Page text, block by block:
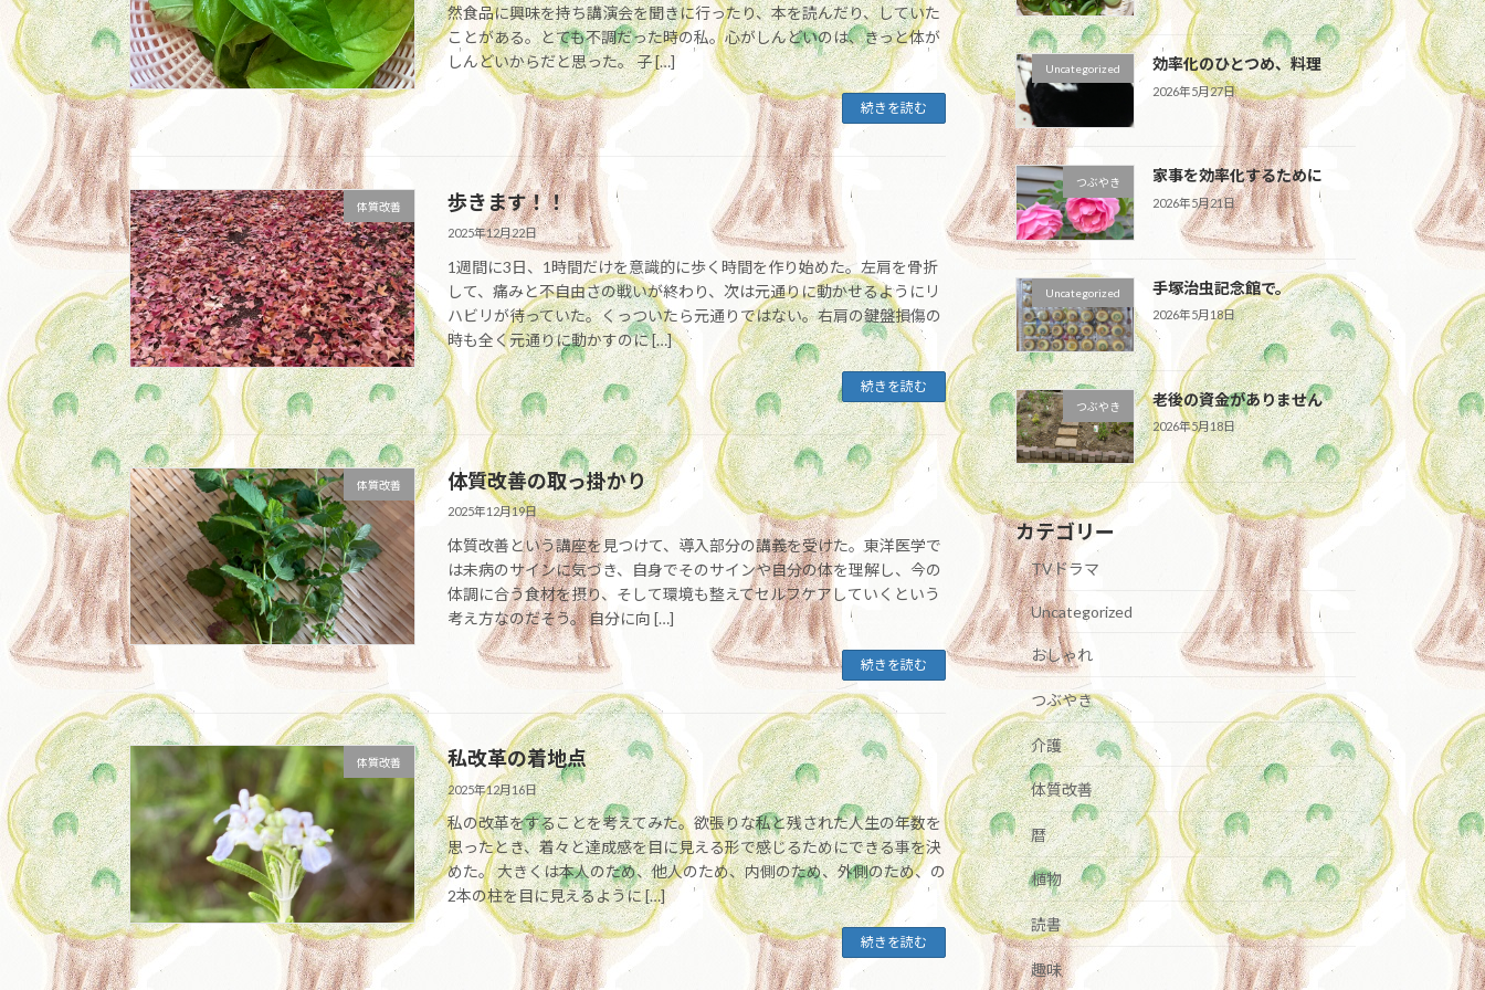
然食品に興味を持ち講演会を聞きに行ったり、本を読んだり、していた
ことがある。とても不調だった時の私。心がしんどいのは、きっと体が
しんどいからだと思った。 子 […]
続きを読む
体質改善 歩きます！！
2025年12月22日
1週間に3日、1時間だけを意識的に歩く時間を作り始めた。左肩を骨折
して、痛みと不自由さの戦いが終わり、次は元通りに動かせるようにリ
ハビリが待っていた。くっついたら元通りではない。右肩の鍵盤損傷の
時も全く元通りに動かすのに […]
続きを読む
体質改善 体質改善の取っ掛かり
2025年12月19日
体質改善という講座を見つけて、導入部分の講義を受けた。東洋医学で
は未病のサインに気づき、自身でそのサインや自分の体を理解し、今の
体調に合う食材を摂り、そして環境も整えてセルフケアしていくという
考え方なのだそう。 自分に向 […]
続きを読む
体質改善 私改革の着地点
2025年12月16日
私の改革をすることを考えてみた。欲張りな私と残された人生の年数を
思ったとき、着々と達成感を目に見える形で感じるためにできる事を決
めた。 大きくは本人のため、他人のため、内側のため、外側のため、の
2本の柱を目に見えるように […]
続きを読む
Uncategorized 効率化のひとつめ、料理
2026年5月27日
つぶやき 家事を効率化するために
2026年5月21日
Uncategorized 手塚治虫記念館で。
2026年5月18日
つぶやき 老後の資金がありません
2026年5月18日
カテゴリー
TVドラマ
Uncategorized
おしゃれ
つぶやき
介護
体質改善
暦
植物
読書
趣味